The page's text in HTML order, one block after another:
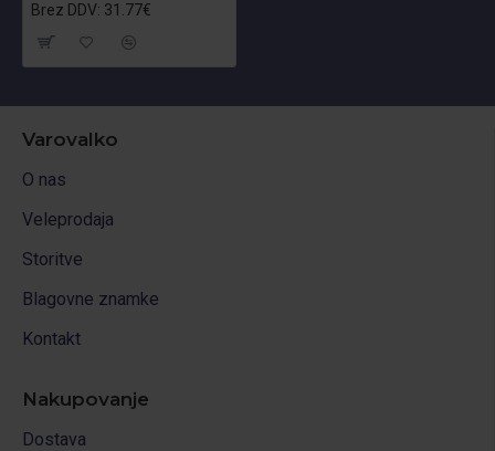
Brez DDV: 31.77€
Varovalko
O nas
Veleprodaja
Storitve
Blagovne znamke
Kontakt
Nakupovanje
Dostava